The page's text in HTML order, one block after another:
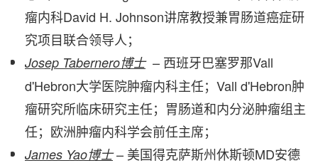
瘤内科David H. Johnson讲席教授兼胃肠道癌症研
究项目联合领导人；
Josep Tabernero博士– 西班牙巴塞罗那Vall
d'Hebron大学医院肿瘤内科主任；Vall d'Hebron肿
瘤研究所临床研究主任；胃肠道和内分泌肿瘤组主
任；欧洲肿瘤内科学会前任主席；
James Yao博士– 美国得克萨斯州休斯顿MD安德